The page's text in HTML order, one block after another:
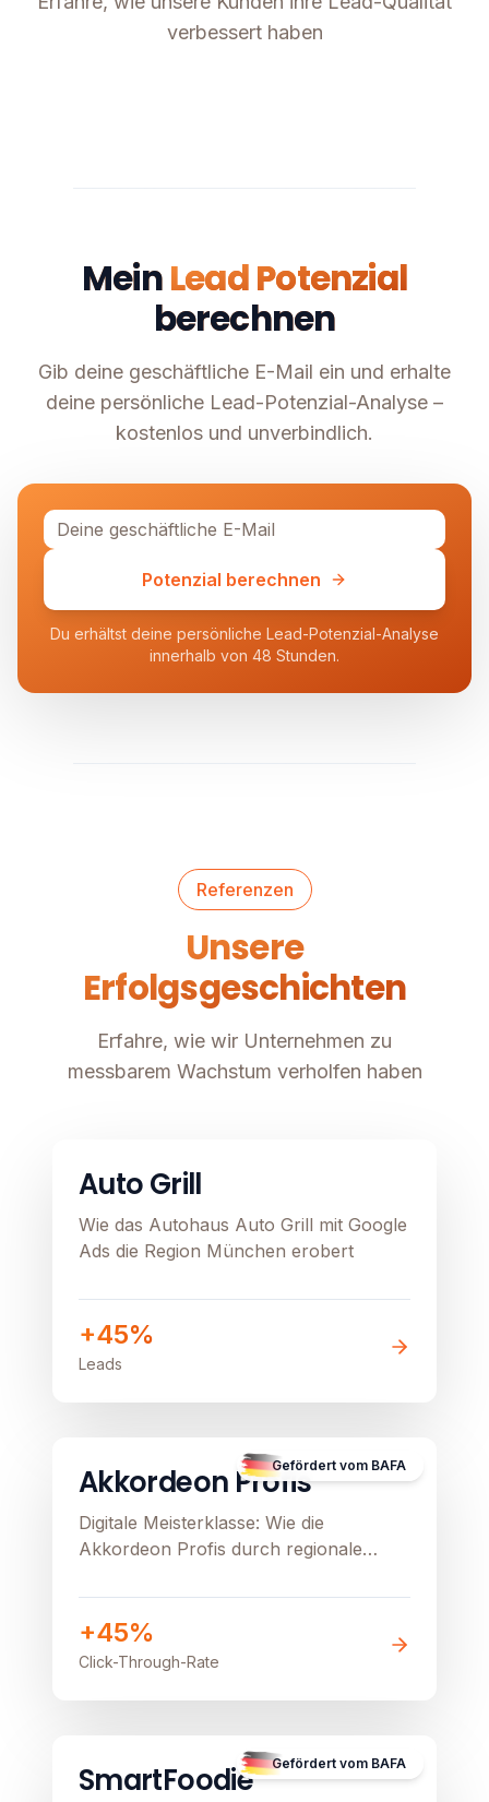
verbessert haben
MeinLead Potenzial
berechnen
Gib deine geschäftliche E-Mail ein und erhalte
deine persönliche Lead-Potenzial-Analyse –
kostenlos und unverbindlich.
Potenzial berechnen
Du erhältst deine persönliche Lead-Potenzial-Analyse
innerhalb von 48 Stunden.
Referenzen
Unsere
Erfolgsgeschichten
Erfahre, wie wir Unternehmen zu
messbarem Wachstum verholfen haben
Auto Grill
Wie das Autohaus Auto Grill mit Google
Ads die Region München erobert
+45%
Leads
Gefördert vom BAFA
B2C E-Commerce
Akkordeon Profis
Digitale Meisterklasse: Wie die
Akkordeon Profis durch regionale
stationären Verkauf beflügeln
+45%
Click-Through-Rate
Gefördert vom BAFA
B2B
SmartFoodie